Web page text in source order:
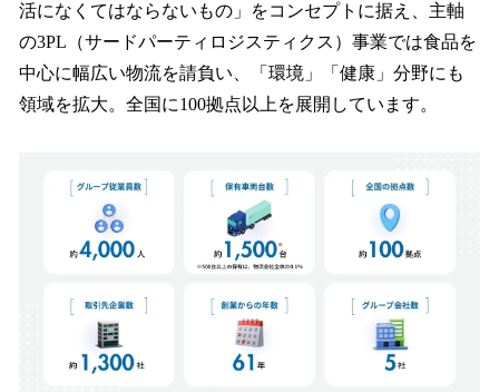
活になくてはならないもの」をコンセプトに据え、主軸
の3PL（サードパーティロジスティクス）事業では食品を
中心に幅広い物流を請負い、「環境」「健康」分野にも
領域を拡大。全国に100拠点以上を展開しています。